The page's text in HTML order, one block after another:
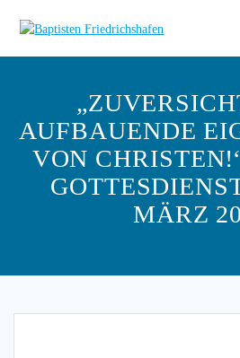
AUFBAUENDE
VON
MÄRZ